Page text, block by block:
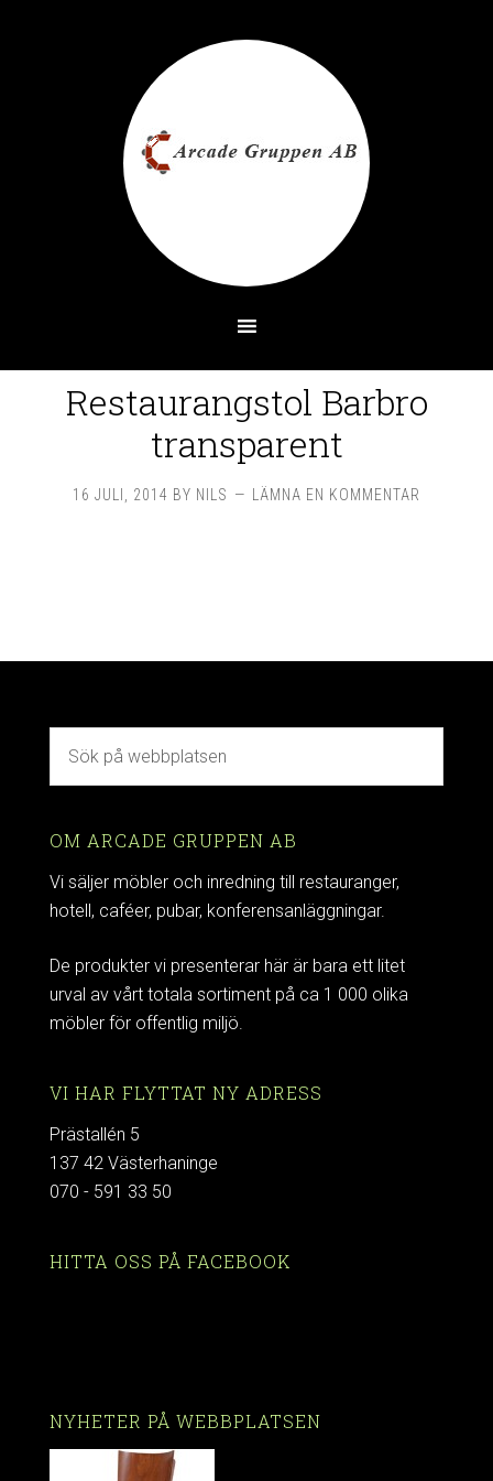
Restaurangstol Barbro
transparent
16 JULI, 2014 BY NILS LÄMNA EN KOMMENTAR
OM ARCADE GRUPPEN AB
Vi säljer möbler och inredning till restauranger,
hotell, caféer, pubar, konferensanläggningar.
De produkter vi presenterar här är bara ett litet
urval av vårt totala sortiment på ca 1 000 olika
möbler för offentlig miljö.
VI HAR FLYTTAT NY ADRESS
Prästallén 5
137 42 Västerhaninge
070 - 591 33 50
HITTA OSS PÅ FACEBOOK
NYHETER PÅ WEBBPLATSEN